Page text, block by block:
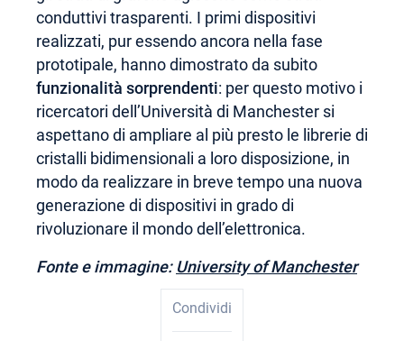
conduttivi trasparenti. I primi dispositivi
realizzati, pur essendo ancora nella fase
prototipale, hanno dimostrato da subito
funzionalità sorprendenti: per questo motivo i
ricercatori dell’Università di Manchester si
aspettano di ampliare al più presto le librerie di
cristalli bidimensionali a loro disposizione, in
modo da realizzare in breve tempo una nuova
generazione di dispositivi in grado di
rivoluzionare il mondo dell’elettronica.
Fonte e immagine: University of Manchester
Condividi